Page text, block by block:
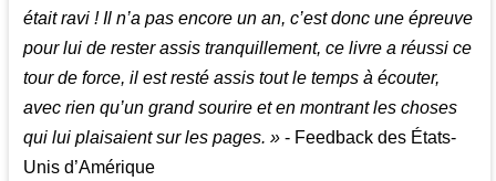
était ravi ! Il n’a pas encore un an, c’est donc une épreuve
pour lui de rester assis tranquillement, ce livre a réussi ce
tour de force, il est resté assis tout le temps à écouter,
avec rien qu’un grand sourire et en montrant les choses
qui lui plaisaient sur les pages. » - Feedback des États-
Unis d’Amérique